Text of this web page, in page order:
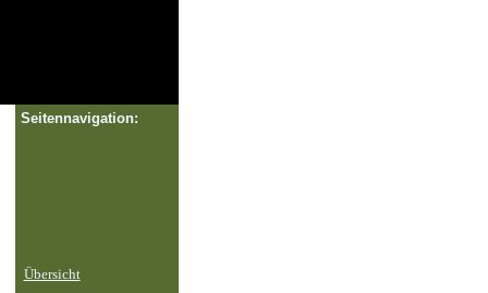
Seitennavigation:
Übersicht